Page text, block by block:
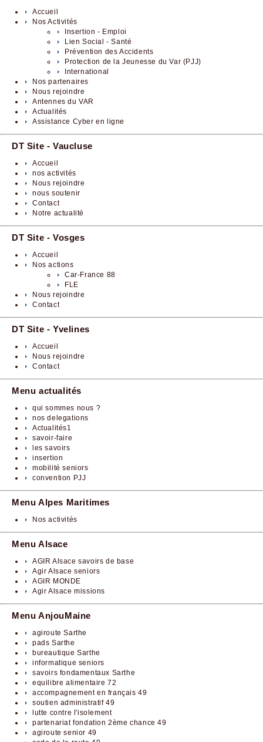
Accueil
Nos Activités
Insertion - Emploi
Lien Social - Santé
Prévention des Accidents
Protection de la Jeunesse du Var (PJJ)
International
Nos partenaires
Nous rejoindre
Antennes du VAR
Actualités
Assistance Cyber en ligne
DT Site - Vaucluse
Accueil
nos activités
Nous rejoindre
nous soutenir
Contact
Notre actualité
DT Site - Vosges
Accueil
Nos actions
Car-France 88
FLE
Nous rejoindre
Contact
DT Site - Yvelines
Accueil
Nous rejoindre
Contact
Menu actualités
qui sommes nous ?
nos delegations
Actualités1
savoir-faire
les savoirs
insertion
mobilité seniors
convention PJJ
Menu Alpes Maritimes
Nos activités
Menu Alsace
AGIR Alsace savoirs de base
Agir Alsace seniors
AGIR MONDE
Agir Alsace missions
Menu AnjouMaine
agiroute Sarthe
pads Sarthe
bureautique Sarthe
informatique seniors
savoirs fondamentaux Sarthe
equilibre alimentaire 72
accompagnement en français 49
soutien administratif 49
lutte contre l'isolement
partenariat fondation 2ème chance 49
agiroute senior 49